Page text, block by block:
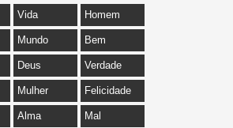
Vida Homem
Mundo Bem
Deus Verdade
Mulher Felicidade
Alma Mal